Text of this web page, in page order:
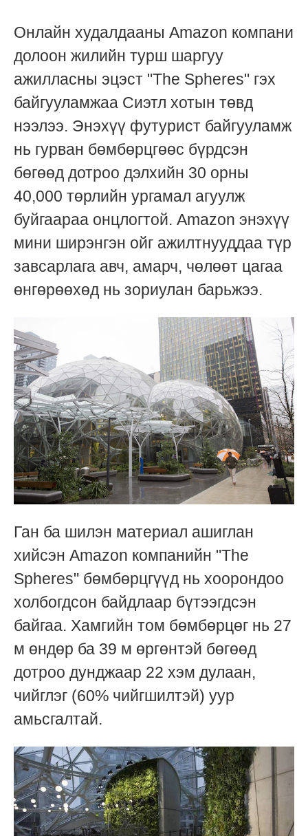
Онлайн худалдааны Amazon компани
долоон жилийн турш шаргуу
ажилласны эцэст "The Spheres" гэх
байгууламжаа Сиэтл хотын төвд
нээлээ. Энэхүү футурист байгууламж
нь гурван бөмбөрцгөөс бүрдсэн
бөгөөд дотроо дэлхийн 30 орны
40,000 төрлийн ургамал агуулж
буйгаараа онцлогтой. Amazon энэхүү
мини ширэнгэн ойг ажилтнууддаа түр
завсарлага авч, амарч, чөлөөт цагаа
өнгөрөөхөд нь зориулан барьжээ.
Ган ба шилэн материал ашиглан
хийсэн Amazon компанийн "The
Spheres" бөмбөрцгүүд нь хоорондоо
холбогдсон байдлаар бүтээгдсэн
байгаа. Хамгийн том бөмбөрцөг нь 27
м өндөр ба 39 м өргөнтэй бөгөөд
дотроо дунджаар 22 хэм дулаан,
чийглэг (60% чийгшилтэй) уур
амьсгалтай.